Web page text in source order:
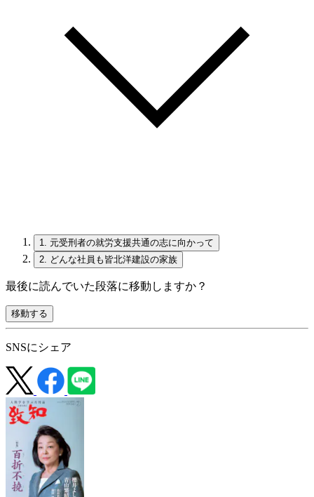
1.
元受刑者の就労支援共通の志に向かって
2.
どんな社員も皆北洋建設の家族
最後に読んでいた段落に移動しますか？
移動する
SNSにシェア